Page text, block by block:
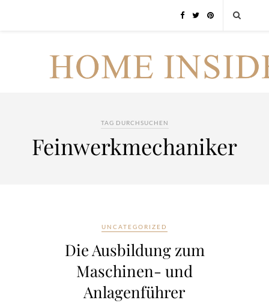
TAG DURCHSUCHEN
Feinwerkmechaniker
UNCATEGORIZED
Die Ausbildung zum
Maschinen- und
Anlagenführer